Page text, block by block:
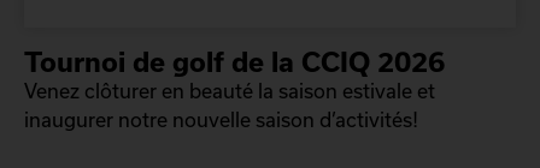
Tournoi de golf de la CCIQ 2026
Venez clôturer en beauté la saison estivale et
inaugurer notre nouvelle saison d’activités!